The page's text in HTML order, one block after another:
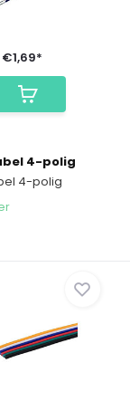
€1,69*
4-polig
4-polig